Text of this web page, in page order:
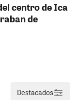
centro de Ica
de
Destacados